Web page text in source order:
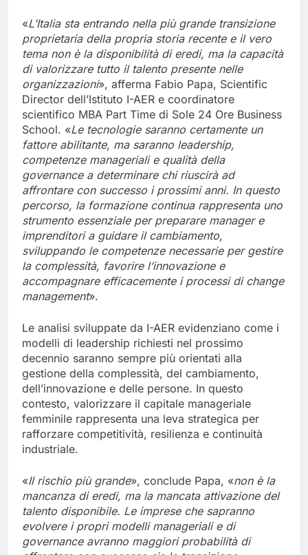
«L’Italia sta entrando nella più grande transizione
proprietaria della propria storia recente e il vero
tema non è la disponibilità di eredi, ma la capacità
di valorizzare tutto il talento presente nelle
organizzazioni», afferma Fabio Papa, Scientific
Director dell’Istituto I-AER e coordinatore
scientifico MBA Part Time di Sole 24 Ore Business
School. «Le tecnologie saranno certamente un
fattore abilitante, ma saranno leadership,
competenze manageriali e qualità della
governance a determinare chi riuscirà ad
affrontare con successo i prossimi anni. In questo
percorso, la formazione continua rappresenta uno
strumento essenziale per preparare manager e
imprenditori a guidare il cambiamento,
sviluppando le competenze necessarie per gestire
la complessità, favorire l’innovazione e
accompagnare efficacemente i processi di change
management».
Le analisi sviluppate da I-AER evidenziano come i
modelli di leadership richiesti nel prossimo
decennio saranno sempre più orientati alla
gestione della complessità, del cambiamento,
dell’innovazione e delle persone. In questo
contesto, valorizzare il capitale manageriale
femminile rappresenta una leva strategica per
rafforzare competitività, resilienza e continuità
industriale.
«Il rischio più grande», conclude Papa, «non è la
mancanza di eredi, ma la mancata attivazione del
talento disponibile. Le imprese che sapranno
evolvere i propri modelli manageriali e di
governance avranno maggiori probabilità di